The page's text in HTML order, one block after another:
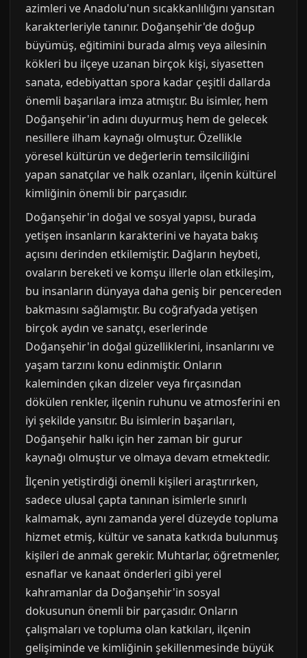
azimleri ve Anadolu'nun sıcakkanlılığını yansıtan
karakterleriyle tanınır. Doğanşehir'de doğup
büyümüş, eğitimini burada almış veya ailesinin
kökleri bu ilçeye uzanan birçok kişi, siyasetten
sanata, edebiyattan spora kadar çeşitli dallarda
önemli başarılara imza atmıştır. Bu isimler, hem
Doğanşehir'in adını duyurmuş hem de gelecek
nesillere ilham kaynağı olmuştur. Özellikle
yöresel kültürün ve değerlerin temsilciliğini
yapan sanatçılar ve halk ozanları, ilçenin kültürel
kimliğinin önemli bir parçasıdır.
Doğanşehir'in doğal ve sosyal yapısı, burada
yetişen insanların karakterini ve hayata bakış
açısını derinden etkilemiştir. Dağların heybeti,
ovaların bereketi ve komşu illerle olan etkileşim,
bu insanların dünyaya daha geniş bir pencereden
bakmasını sağlamıştır. Bu coğrafyada yetişen
birçok aydın ve sanatçı, eserlerinde
Doğanşehir'in doğal güzelliklerini, insanlarını ve
yaşam tarzını konu edinmiştir. Onların
kaleminden çıkan dizeler veya fırçasından
dökülen renkler, ilçenin ruhunu ve atmosferini en
iyi şekilde yansıtır. Bu isimlerin başarıları,
Doğanşehir halkı için her zaman bir gurur
kaynağı olmuştur ve olmaya devam etmektedir.
İlçenin yetiştirdiği önemli kişileri araştırırken,
sadece ulusal çapta tanınan isimlerle sınırlı
kalmamak, aynı zamanda yerel düzeyde topluma
hizmet etmiş, kültür ve sanata katkıda bulunmuş
kişileri de anmak gerekir. Muhtarlar, öğretmenler,
esnaflar ve kanaat önderleri gibi yerel
kahramanlar da Doğanşehir'in sosyal
dokusunun önemli bir parçasıdır. Onların
çalışmaları ve topluma olan katkıları, ilçenin
gelişiminde ve kimliğinin şekillenmesinde büyük